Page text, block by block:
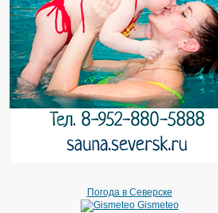
Погода в Северске
Gismeteo